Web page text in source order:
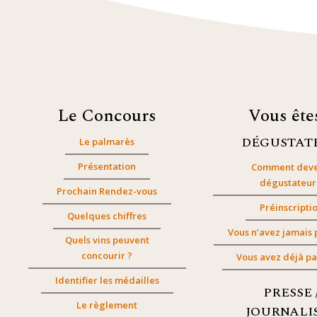
Le Concours
Le palmarès
Présentation
Prochain Rendez-vous
Quelques chiffres
Quels vins peuvent
concourir ?
Identifier les médailles
Le règlement
Vous
Comment
dégustateur
Vous n’avez
Vous avez déjà
PRESSE